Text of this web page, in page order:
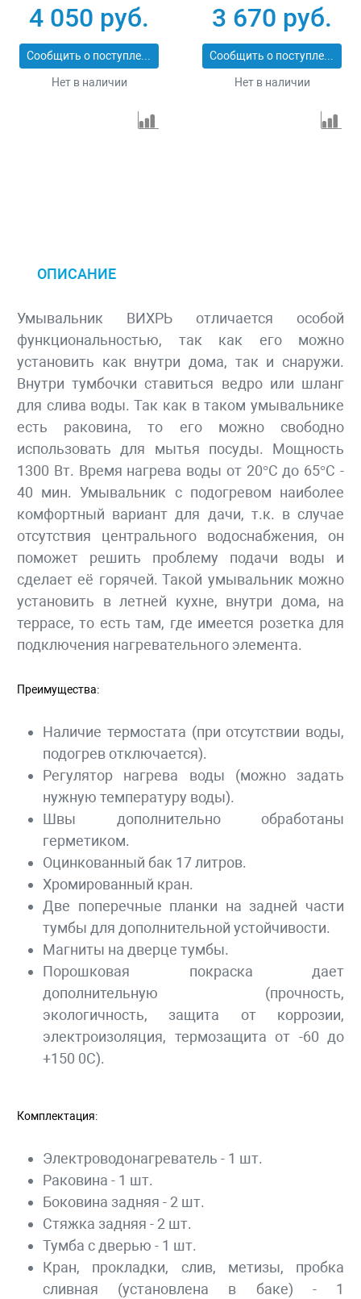
4 050 руб.
Сообщить о поступлении
Нет в наличии
3 670 руб.
Сообщить о поступлении
Нет в наличии
ОПИСАНИЕ
Умывальник ВИХРЬ отличается особой
функциональностью, так как его можно
установить как внутри дома, так и снаружи.
Внутри тумбочки ставиться ведро или шланг
для слива воды. Так как в таком умывальнике
есть раковина, то его можно свободно
использовать для мытья посуды. Мощность
1300 Вт. Время нагрева воды от 20°C до 65°C -
40 мин. Умывальник с подогревом наиболее
комфортный вариант для дачи, т.к. в случае
отсутствия центрального водоснабжения, он
поможет решить проблему подачи воды и
сделает её горячей. Такой умывальник можно
установить в летней кухне, внутри дома, на
террасе, то есть там, где имеется розетка для
подключения нагревательного элемента.
Преимущества:
Наличие термостата (при отсутствии воды,
подогрев отключается).
Регулятор нагрева воды (можно задать
нужную температуру воды).
Швы дополнительно обработаны
герметиком.
Оцинкованный бак 17 литров.
Хромированный кран.
Две поперечные планки на задней части
тумбы для дополнительной устойчивости.
Магниты на дверце тумбы.
Порошковая покраска дает
дополнительную (прочность,
экологичность, защита от коррозии,
электроизоляция, термозащита от -60 до
+150 0С).
Комплектация:
Электроводонагреватель - 1 шт.
Раковина - 1 шт.
Боковина задняя - 2 шт.
Стяжка задняя - 2 шт.
Тумба с дверью - 1 шт.
Кран, прокладки, слив, метизы, пробка
сливная (установлена в баке) - 1